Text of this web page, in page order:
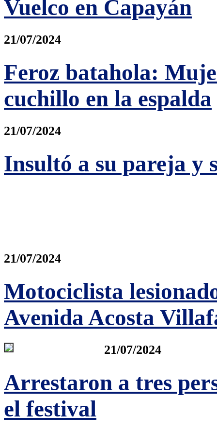
Vuelco en Capayán
21/07/2024
Feroz batahola:
cuchillo en la espalda
21/07/2024
Insultó a su pareja y
21/07/2024
Motociclista
Avenida Acosta
21/07/2024
Arrestaron a tres
el festival